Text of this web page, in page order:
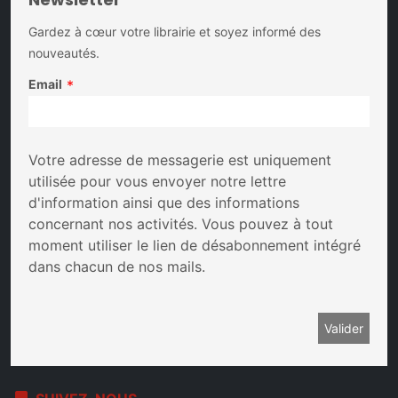
Gardez à cœur votre librairie et soyez informé des
nouveautés.
Email *
Votre adresse de messagerie est uniquement
utilisée pour vous envoyer notre lettre
d'information ainsi que des informations
concernant nos activités. Vous pouvez à tout
moment utiliser le lien de désabonnement intégré
dans chacun de nos mails.